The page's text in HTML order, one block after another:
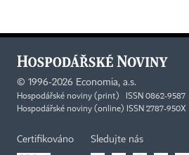
© 1996-2026 Economia, a.s.
Hospodářské noviny (print) ISSN 0862-9587
Hospodářské noviny (online) ISSN 2787-950X
Certifikováno Sledujte nás